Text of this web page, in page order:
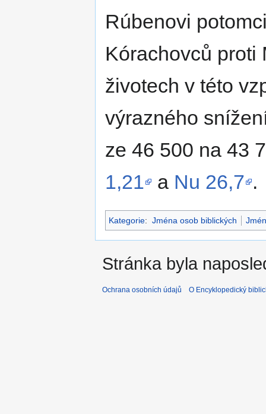
Rúbenovi
Kórachovců proti
životech v této
výrazného
ze 46 500 na 43
1,21
a Nu 26,7 .
Kategorie: Jména osob biblických
Stránka byla
Ochrana osobních údajů O Encyklopedický